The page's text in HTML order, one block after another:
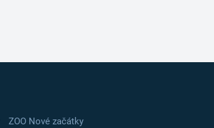
ZOO Nové začátky